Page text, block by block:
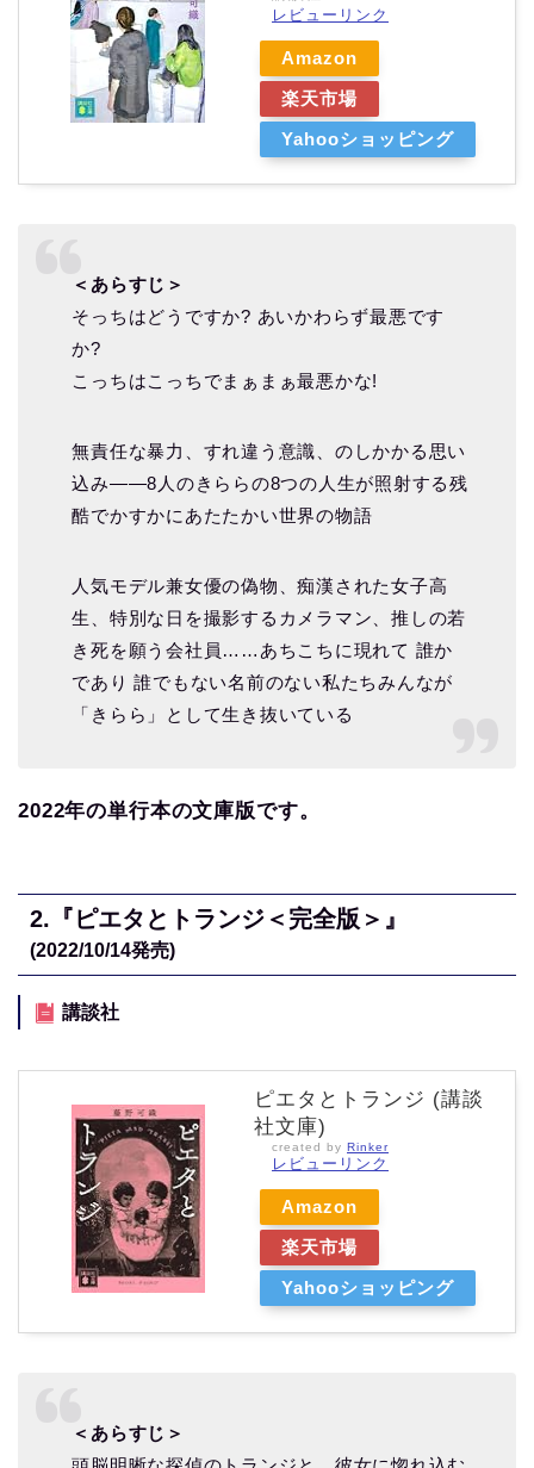
レビューリンク
Amazon
楽天市場
Yahooショッピング
＜あらすじ＞
そっちはどうですか? あいかわらず最悪です
か?
こっちはこっちでまぁまぁ最悪かな!
無責任な暴力、すれ違う意識、のしかかる思い
込み――8人のきららの8つの人生が照射する残
酷でかすかにあたたかい世界の物語
人気モデル兼女優の偽物、痴漢された女子高
生、特別な日を撮影するカメラマン、推しの若
き死を願う会社員……あちこちに現れて 誰か
であり 誰でもない名前のない私たちみんなが
「きらら」として生き抜いている
2022年の単行本の文庫版です。
2. 『ピエタとトランジ＜完全版＞』
(2022/10/14発売)
講談社
ピエタとトランジ (講談
社文庫)
created by Rinker
レビューリンク
Amazon
楽天市場
Yahooショッピング
＜あらすじ＞